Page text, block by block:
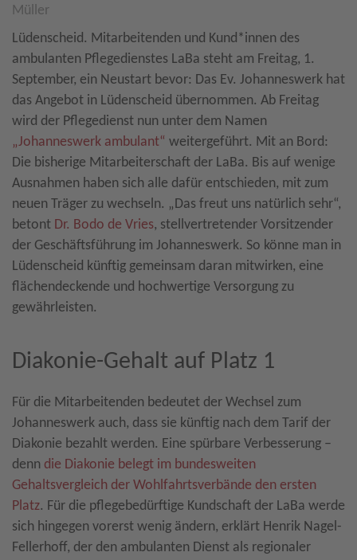
Müller
Lüdenscheid. Mitarbeitenden und Kund*innen des
ambulanten Pflegedienstes LaBa steht am Freitag, 1.
September, ein Neustart bevor: Das Ev. Johanneswerk hat
das Angebot in Lüdenscheid übernommen. Ab Freitag
wird der Pflegedienst nun unter dem Namen
„Johanneswerk ambulant“ weitergeführt. Mit an Bord:
Die bisherige Mitarbeiterschaft der LaBa. Bis auf wenige
Ausnahmen haben sich alle dafür entschieden, mit zum
neuen Träger zu wechseln. „Das freut uns natürlich sehr“,
betont Dr. Bodo de Vries, stellvertretender Vorsitzender
der Geschäftsführung im Johanneswerk. So könne man in
Lüdenscheid künftig gemeinsam daran mitwirken, eine
flächendeckende und hochwertige Versorgung zu
gewährleisten.
Diakonie-Gehalt auf Platz 1
Für die Mitarbeitenden bedeutet der Wechsel zum
Johanneswerk auch, dass sie künftig nach dem Tarif der
Diakonie bezahlt werden. Eine spürbare Verbesserung –
denn die Diakonie belegt im bundesweiten
Gehaltsvergleich der Wohlfahrtsverbände den ersten
Platz. Für die pflegebedürftige Kundschaft der LaBa werde
sich hingegen vorerst wenig ändern, erklärt Henrik Nagel-
Fellerhoff, der den ambulanten Dienst als regionaler